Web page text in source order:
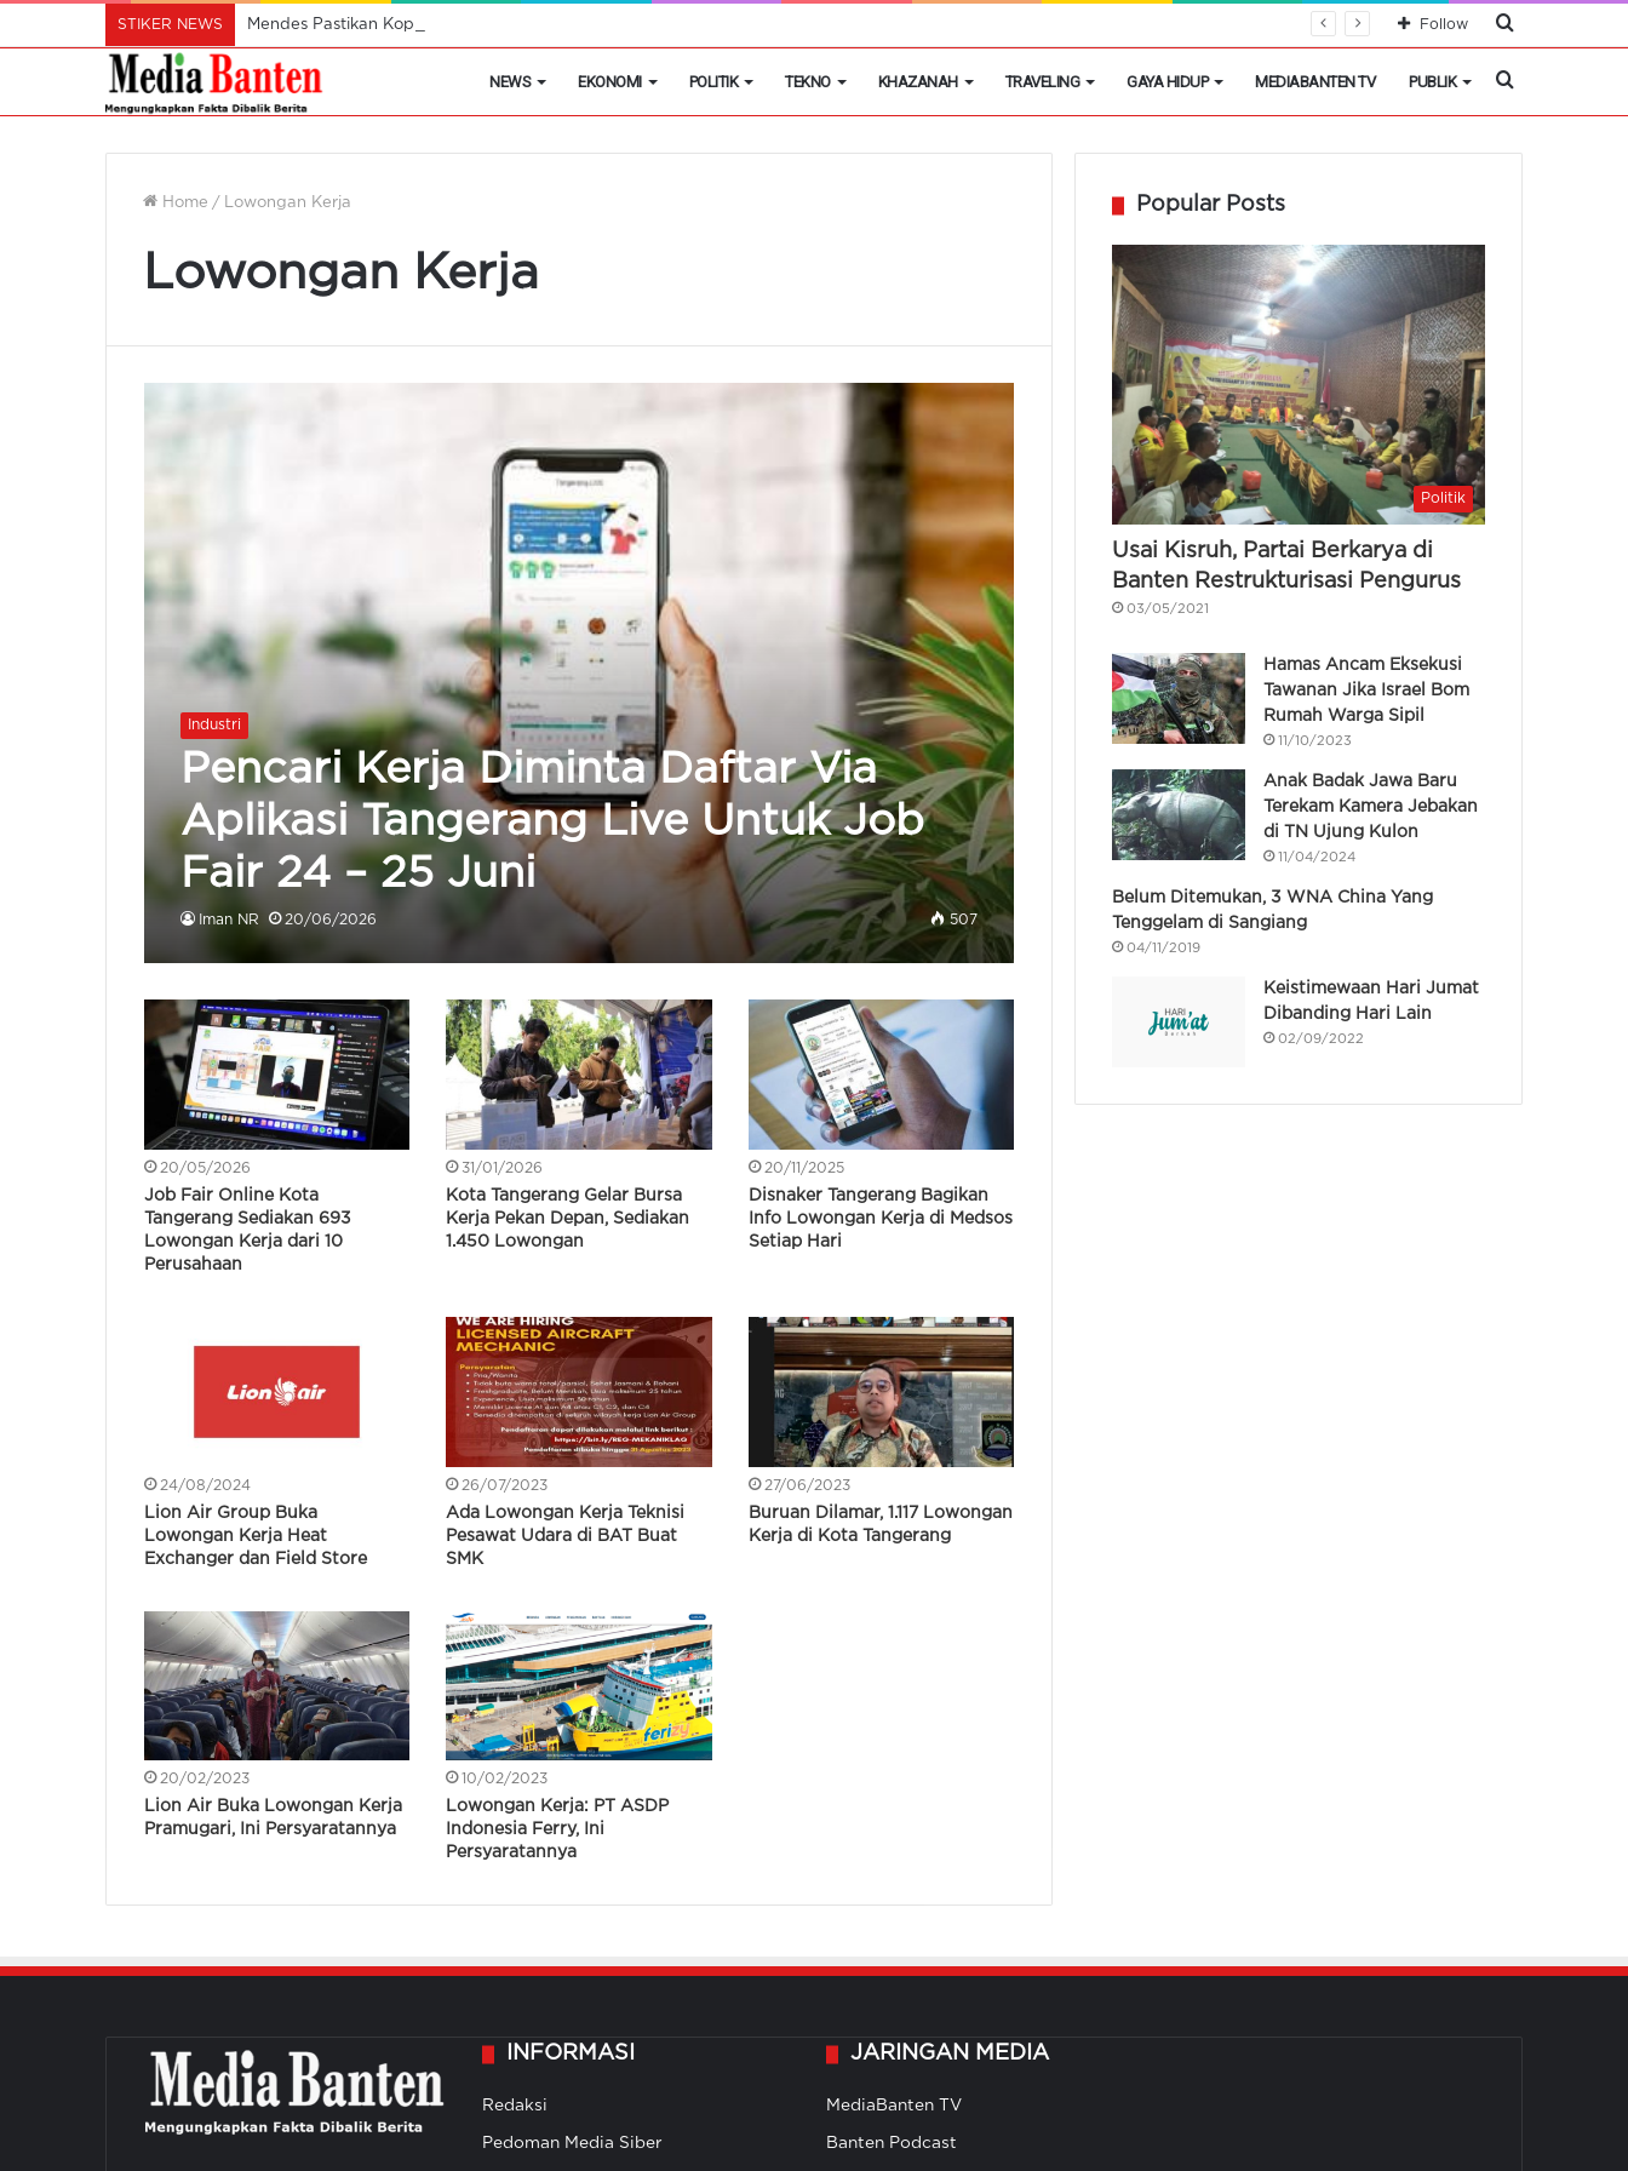
STIKER NEWS Mendes Pastikan Koperasi Desa Merah Putih Tidak Akan Menutup Warung Kelontongan di Desa Cari
Follow
NEWS EKONOMI POLITIK TEKNO KHAZANAH TRAVELING GAYA HIDUP MEDIABANTEN TV PUBLIK Cari
Home / Lowongan Kerja
Lowongan Kerja
Industri
Pencari Kerja Diminta Daftar Via
Aplikasi Tangerang Live Untuk Job
Fair 24 – 25 Juni
Iman NR 20/06/2026 507
20/05/2026
Job Fair Online Kota
Tangerang Sediakan 693
Lowongan Kerja dari 10
Perusahaan
31/01/2026
Kota Tangerang Gelar Bursa
Kerja Pekan Depan, Sediakan
1.450 Lowongan
20/11/2025
Disnaker Tangerang Bagikan
Info Lowongan Kerja di Medsos
Setiap Hari
24/08/2024
Lion Air Group Buka
Lowongan Kerja Heat
Exchanger dan Field Store
26/07/2023
Ada Lowongan Kerja Teknisi
Pesawat Udara di BAT Buat
SMK
27/06/2023
Buruan Dilamar, 1.117 Lowongan
Kerja di Kota Tangerang
20/02/2023
Lion Air Buka Lowongan Kerja
Pramugari, Ini Persyaratannya
10/02/2023
Lowongan Kerja: PT ASDP
Indonesia Ferry, Ini
Persyaratannya
Popular Posts
Politik
Usai Kisruh, Partai Berkarya di
Banten Restrukturisasi Pengurus
03/05/2021
Hamas Ancam Eksekusi
Tawanan Jika Israel Bom
Rumah Warga Sipil
11/10/2023
Anak Badak Jawa Baru
Terekam Kamera Jebakan
di TN Ujung Kulon
11/04/2024
Belum Ditemukan, 3 WNA China Yang
Tenggelam di Sangiang
04/11/2019
Keistimewaan Hari Jumat
Dibanding Hari Lain
02/09/2022
INFORMASI
Redaksi
Pedoman Media Siber
JARINGAN MEDIA
MediaBanten TV
Banten Podcast